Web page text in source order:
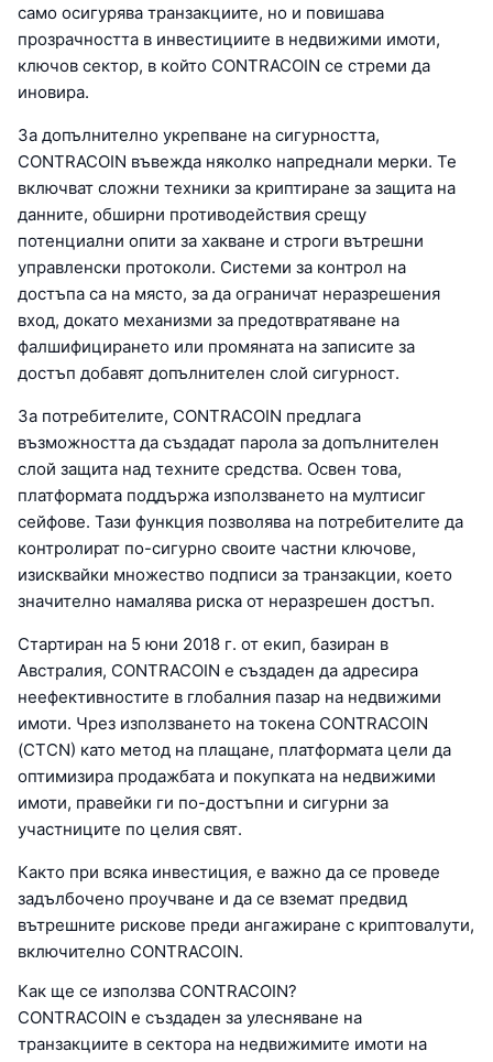
само осигурява транзакциите, но и повишава
прозрачността в инвестициите в недвижими имоти,
ключов сектор, в който CONTRACOIN се стреми да
иновира.
За допълнително укрепване на сигурността,
CONTRACOIN въвежда няколко напреднали мерки. Те
включват сложни техники за криптиране за защита на
данните, обширни противодействия срещу
потенциални опити за хакване и строги вътрешни
управленски протоколи. Системи за контрол на
достъпа са на място, за да ограничат неразрешения
вход, докато механизми за предотвратяване на
фалшифицирането или промяната на записите за
достъп добавят допълнителен слой сигурност.
За потребителите, CONTRACOIN предлага
възможността да създадат парола за допълнителен
слой защита над техните средства. Освен това,
платформата поддържа използването на мултисиг
сейфове. Тази функция позволява на потребителите да
контролират по-сигурно своите частни ключове,
изисквайки множество подписи за транзакции, което
значително намалява риска от неразрешен достъп.
Стартиран на 5 юни 2018 г. от екип, базиран в
Австралия, CONTRACOIN е създаден да адресира
неефективностите в глобалния пазар на недвижими
имоти. Чрез използването на токена CONTRACOIN
(CTCN) като метод на плащане, платформата цели да
оптимизира продажбата и покупката на недвижими
имоти, правейки ги по-достъпни и сигурни за
участниците по целия свят.
Както при всяка инвестиция, е важно да се проведе
задълбочено проучване и да се вземат предвид
вътрешните рискове преди ангажиране с криптовалути,
включително CONTRACOIN.
Как ще се използва CONTRACOIN?
CONTRACOIN е създаден за улесняване на
транзакциите в сектора на недвижимите имоти на